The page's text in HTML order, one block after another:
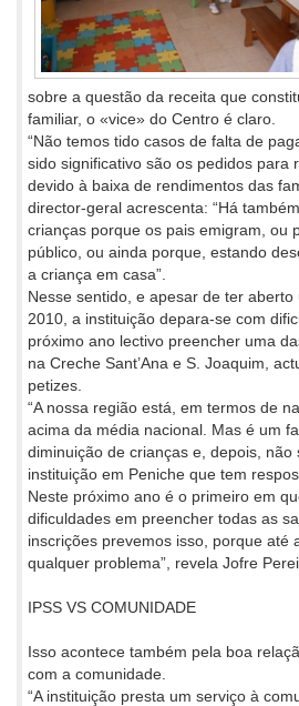
sobre a questão da receita que
familiar, o «vice» do Centro é claro.
“Não temos tido casos de falta de
sido significativo são os pedidos para
devido à baixa de rendimentos das
director-geral acrescenta: “Há
crianças porque os pais emigram, ou
público, ou ainda porque, estando
a criança em casa”.
Nesse sentido, e apesar de ter
2010, a instituição depara-se com
próximo ano lectivo preencher uma
na Creche Sant’Ana e S. Joaquim,
petizes.
“A nossa região está, em termos de
acima da média nacional. Mas é um
diminuição de crianças e, depois, não
instituição em Peniche que tem
Neste próximo ano é o primeiro em
dificuldades em preencher todas as
inscrições prevemos isso, porque até
qualquer problema”, revela Jofre
IPSS VS COMUNIDADE
Isso acontece também pela boa
com a comunidade.
“A instituição presta um serviço à